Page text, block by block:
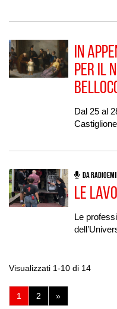
In
per il
Dal 25 al
DA
Le
Le
Visualizzati 1-10 di 14
1
(pagina
2 »